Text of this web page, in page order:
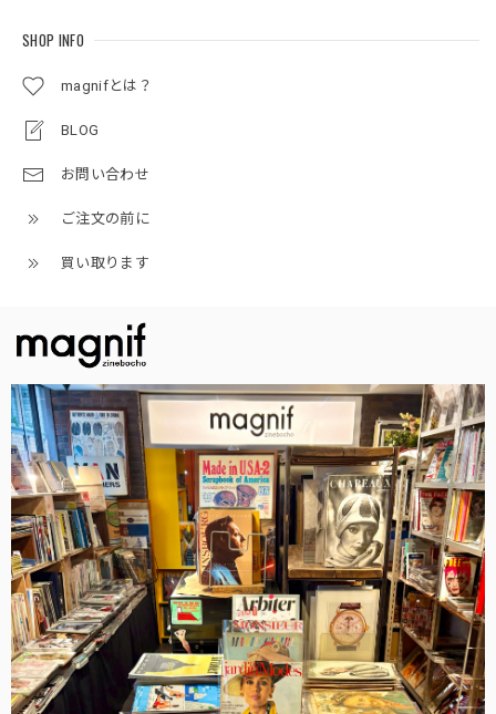
SHOP INFO
magnifとは？
BLOG
お問い合わせ
ご注文の前に
買い取ります